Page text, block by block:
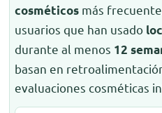
cosméticos más
usuarios que han usado
durante al menos 12
basan en
evaluaciones cosméticas